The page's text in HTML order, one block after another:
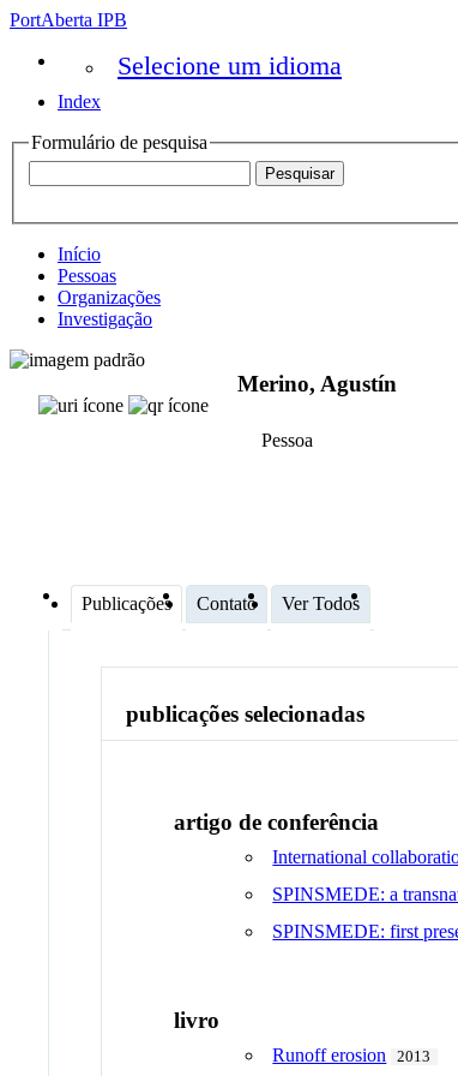
PortAberta IPB
Selecione um idioma
Index
Formulário de pesquisa
Início
Pessoas
Organizações
Investigação
Merino, Agustín
Pessoa
Publicações Contato Ver Todos
publicações selecionadas
artigo de conferência
International
SPINSMEDE: a
SPINSMEDE: first
livro
Runoff erosion 2013